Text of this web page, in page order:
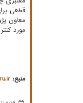
قطعی
معاون
مورد
منبع: